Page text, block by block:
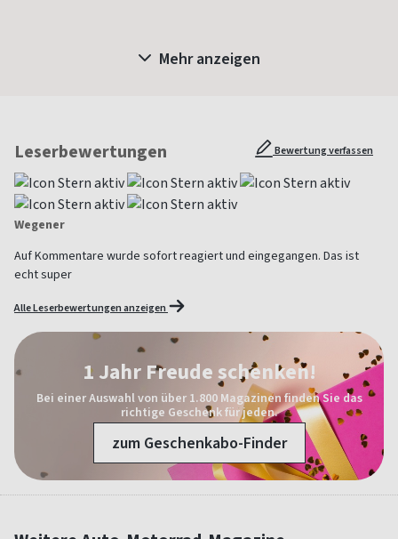
Mehr anzeigen
Leserbewertungen Bewertung verfassen
Wegener
Auf Kommentare wurde sofort reagiert und eingegangen. Das ist
echt super
Alle Leserbewertungen anzeigen
1 Jahr Freude schenken!
Bei einer Auswahl von über 1.800 Magazinen finden Sie das
richtige Geschenk für jeden.
zum Geschenkabo-Finder